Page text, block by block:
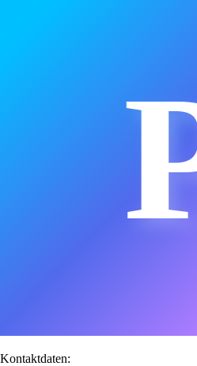
Kontaktdaten: